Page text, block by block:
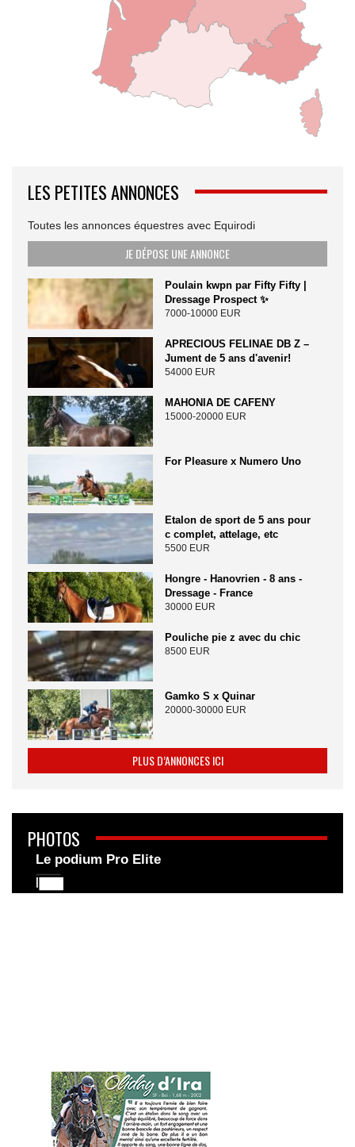
LES PETITES ANNONCES
Toutes les annonces équestres avec Equirodi
JE DÉPOSE UNE ANNONCE
Poulain kwpn par Fifty Fifty |
Dressage Prospect ✨️
7000-10000 EUR
APRECIOUS FELINAE DB Z –
Jument de 5 ans d'avenir!
54000 EUR
MAHONIA DE CAFENY
15000-20000 EUR
For Pleasure x Numero Uno
Etalon de sport de 5 ans pour
c complet, attelage, etc
5500 EUR
Hongre - Hanovrien - 8 ans -
Dressage - France
30000 EUR
Pouliche pie z avec du chic
8500 EUR
Gamko S x Quinar
20000-30000 EUR
PLUS D’ANNONCES ICI
PHOTOS
Le podium Pro Elite